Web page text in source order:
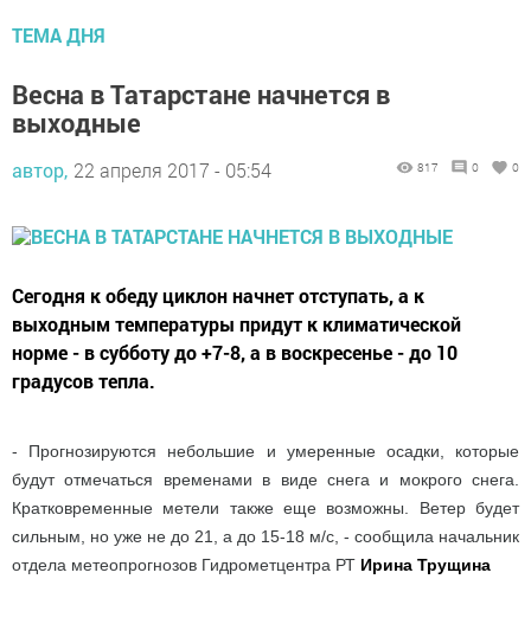
ТЕМА ДНЯ
Весна в Татарстане начнется в
выходные
автор, 22 апреля 2017 - 05:54 817 0 0
Сегодня к обеду циклон начнет отступать, а к
выходным температуры придут к климатической
норме - в субботу до +7-8, а в воскресенье - до 10
градусов тепла.
- Прогнозируются небольшие и умеренные осадки, которые
будут отмечаться временами в виде снега и мокрого снега.
Кратковременные метели также еще возможны. Ветер будет
сильным, но уже не до 21, а до 15-18 м/c, - сообщила начальник
отдела метеопрогнозов Гидрометцентра РТ Ирина Трущина